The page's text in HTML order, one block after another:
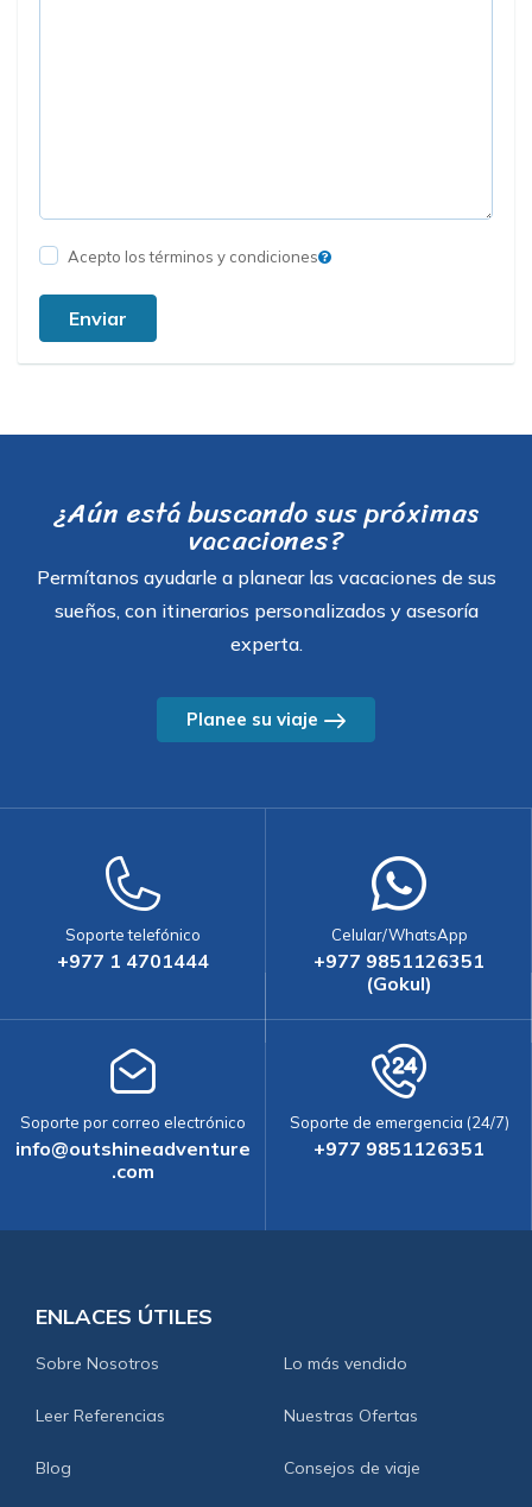
Acepto los términos y condiciones
Enviar
¿Aún está buscando sus próximas
vacaciones?
Permítanos ayudarle a planear las vacaciones de sus
sueños, con itinerarios personalizados y asesoría
experta.
Planee su viaje
Soporte telefónico
+977 1 4701444
Celular/WhatsApp
+977 9851126351
(Gokul)
Soporte por correo electrónico
info@outshineadventure
.com
Soporte de emergencia (24/7)
+977 9851126351
ENLACES ÚTILES
Sobre Nosotros Lo más vendido
Leer Referencias Nuestras Ofertas
Blog Consejos de viaje